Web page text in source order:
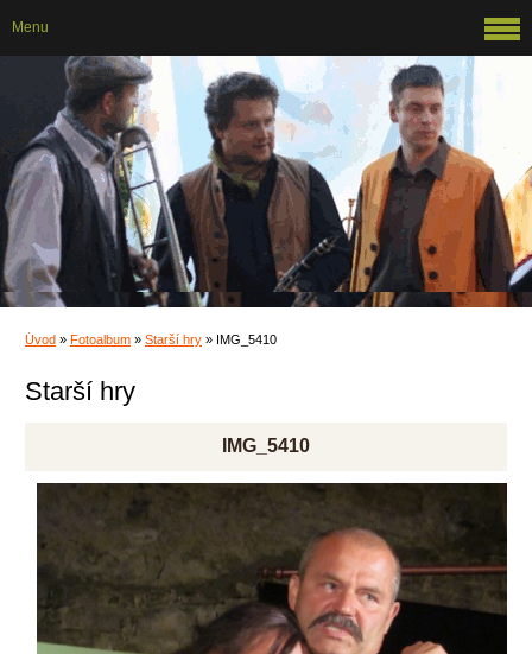
Úvod » Fotoalbum » Starší hry » IMG_5410
Starší hry
IMG_5410
Menu